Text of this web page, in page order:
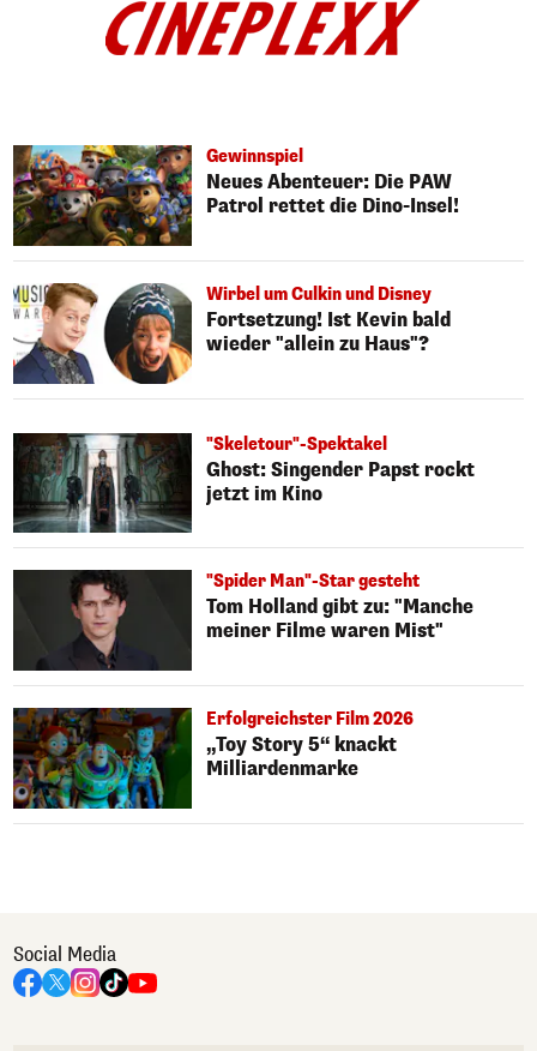
Gewinnspiel
Neues Abenteuer: Die PAW
Patrol rettet die Dino-Insel!
Wirbel um Culkin und Disney
Fortsetzung! Ist Kevin bald
wieder "allein zu Haus"?
"Skeletour"-Spektakel
Ghost: Singender Papst rockt
jetzt im Kino
"Spider Man"-Star gesteht
Tom Holland gibt zu: "Manche
meiner Filme waren Mist"
Erfolgreichster Film 2026
„Toy Story 5“ knackt
Milliardenmarke
Social Media